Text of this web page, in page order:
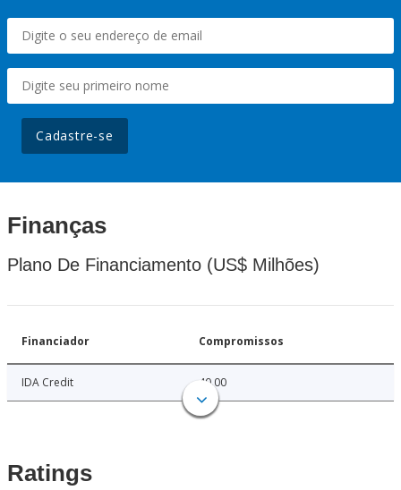
Cadastre-se
Finanças
Plano De Financiamento (US$ Milhões)
Financiador Compromissos
IDA Credit 40.00
Ratings